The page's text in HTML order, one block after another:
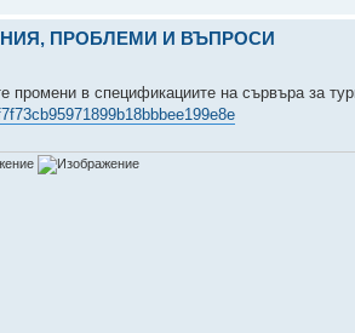
ПРОБЛЕМИ И ВЪПРОСИ
промени в спецификациите на сървъра за